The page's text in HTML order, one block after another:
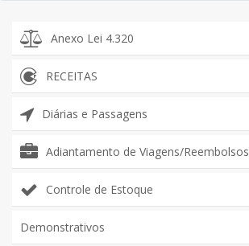
Anexo Lei 4.320
RECEITAS
Diárias e Passagens
Adiantamento de Viagens/Reembolsos
Controle de Estoque
Demonstrativos